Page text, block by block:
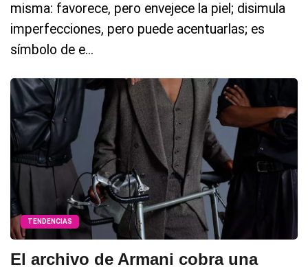
misma: favorece, pero envejece la piel; disimula
imperfecciones, pero puede acentuarlas; es
símbolo de e...
TENDENCIAS
El archivo de Armani cobra una